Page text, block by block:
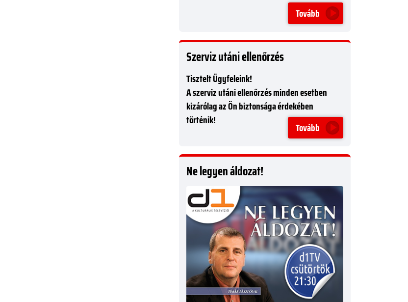
Tovább
Szerviz utáni ellenőrzés
Tisztelt Ügyfeleink!
A szerviz utáni ellenőrzés minden esetben
kizárólag az Ön biztonsága érdekében
történik!
Tovább
Ne legyen áldozat!